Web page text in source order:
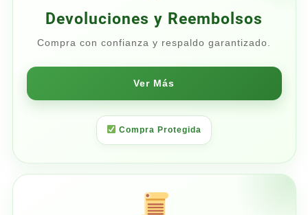
Devoluciones y Reembolsos
Compra con confianza y respaldo garantizado.
Ver Más
Compra Protegida